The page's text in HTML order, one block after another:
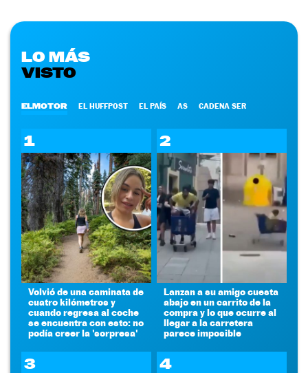
LO MÁS
VISTO
ELMOTOR EL HUFFPOST EL PAÍS AS CADENA SER
1
Volvió de una caminata de
cuatro kilómetros y
cuando regresa al coche
se encuentra con esto: no
podía creer la 'sorpresa'
2
Lanzan a su amigo cuesta
abajo en un carrito de la
compra y lo que ocurre al
llegar a la carretera
parece imposible
3 4